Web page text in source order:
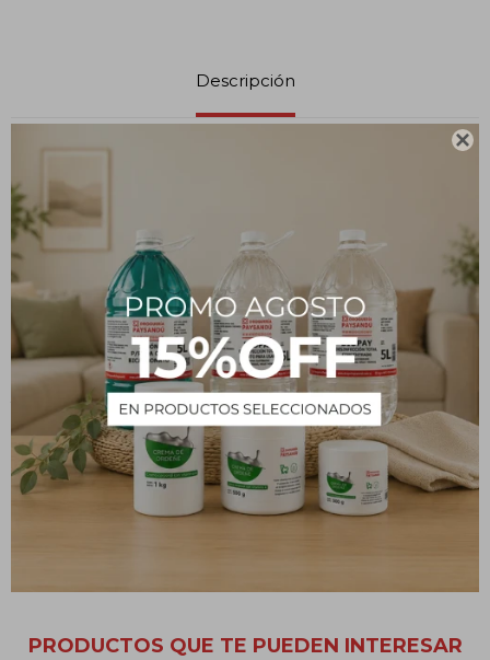

Descripción
por profesionales expertos, en nuestro Centro Entomológico,
laboratorio especializado en la cría de insectos caseros como
cucarachas, moscas, hormigas, pulgas , etc. Para su posterior
eliminación, como prueba certera del poder matador del
producto ofrecido.
Modo de Uso: Agite el envase. Ubique los nidos y aplique dentro y
alrededor de estos, los desagües, senderos, marcos de ventanas
y otros lugares de ingreso a su hogar. Rocié también detrás y
debajo de muebles, reposteros, refrigeradoras y cocinas, así
como en zócalos, pisos, grietas y otros lugares donde los insectos
se esconden. En ambientes abiertos espere a que el viento se
calme y trate que la corriente de aire de en la espalda de la
PRODUCTOS QUE TE PUEDEN INTERESAR